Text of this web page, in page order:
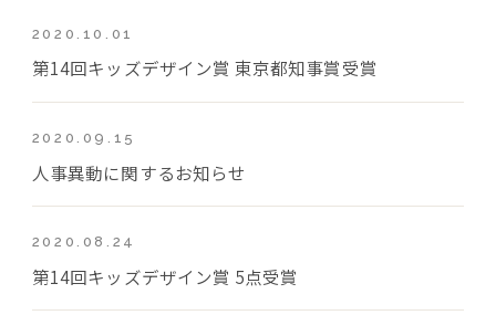
2020.10.01
第14回キッズデザイン賞 東京都知事賞受賞
2020.09.15
人事異動に関するお知らせ
2020.08.24
第14回キッズデザイン賞 5点受賞